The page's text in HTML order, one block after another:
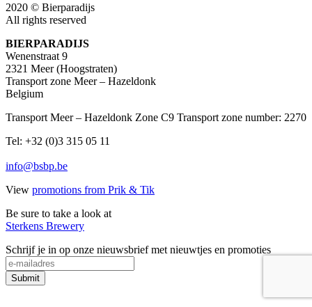
2020 © Bierparadijs
All rights reserved
BIERPARADIJS
Wenenstraat 9
2321 Meer (Hoogstraten)
Transport zone Meer – Hazeldonk
Belgium
Transport Meer – Hazeldonk Zone C9 Transport zone number: 2270
Tel: +32 (0)3 315 05 11
info@bsbp.be
View promotions from Prik & Tik
Be sure to take a look at
Sterkens Brewery
Schrijf je in op onze nieuwsbrief met nieuwtjes en promoties
Submit